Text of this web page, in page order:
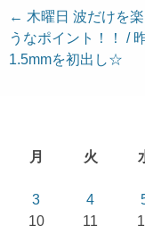
投
稿
ナ
← 木曜日 波だけを
うなポイント！！ /
1.5mmを初出し☆
月 火
3
4
10
11